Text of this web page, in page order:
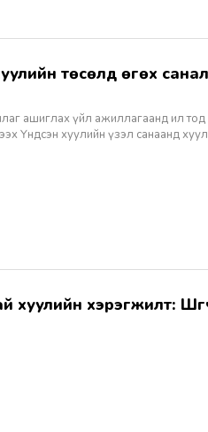
ашиглах үйл ажиллагаанд ил
Үндсэн хуулийн үзэл санаанд